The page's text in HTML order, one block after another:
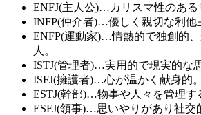
ENFJ(主人公)…カリスマ性のある
INFP(仲介者)…優しく親切な利他
ENFP(運動家)…情熱的で独創的
人。
ISTJ(管理者)…実用的で現実的な
ISFJ(擁護者)…心が温かく献身的
ESTJ(幹部)…物事や人々を管理す
ESFJ(領事)…思いやりがあり社交